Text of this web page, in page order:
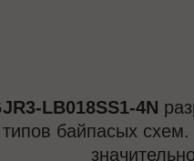
LB018SS1-4N
типов байпасых